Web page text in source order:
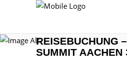
REISEBUCHUNG
SUMMIT AACHEN